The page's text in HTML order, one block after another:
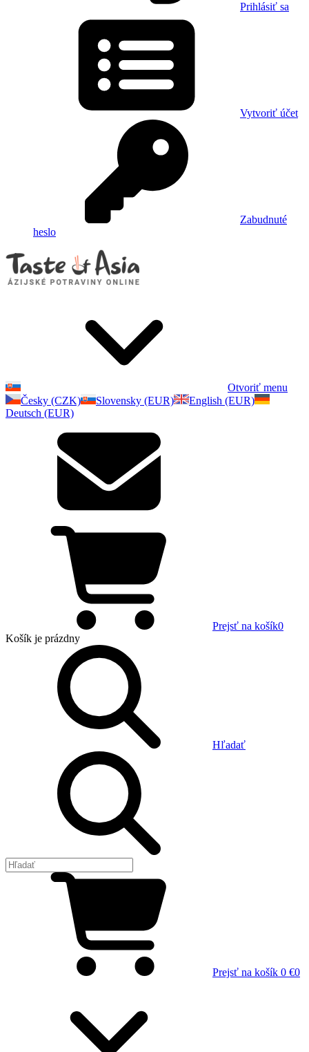
Prihlásiť sa
Vytvoriť účet
Zabudnuté
heslo
Otvoriť menu
Česky (CZK)
Slovensky (EUR)
English (EUR)
Deutsch (EUR)
Prejsť na košík0
Košík je prázdny
Hľadať
Prejsť na košík 0 €0